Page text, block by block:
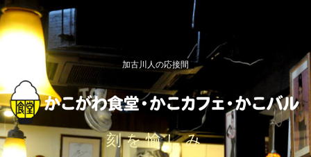
加古川人の応接間
刻を愉しみ